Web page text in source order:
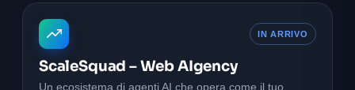
IN ARRIVO
ScaleSquad – Web AIgency
Un ecosistema di agenti AI che opera come il tuo